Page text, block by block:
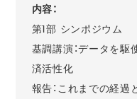
内容：
第1部 シンポジウム
基調講演：データを
済活性化
報告：これまでの経